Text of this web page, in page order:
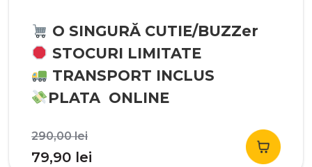
O SINGURĂ CUTIE/BUZZer
STOCURI LIMITATE
TRANSPORT INCLUS
PLATA ONLINE
290,00leiPrețul
inițial
79,90 lei